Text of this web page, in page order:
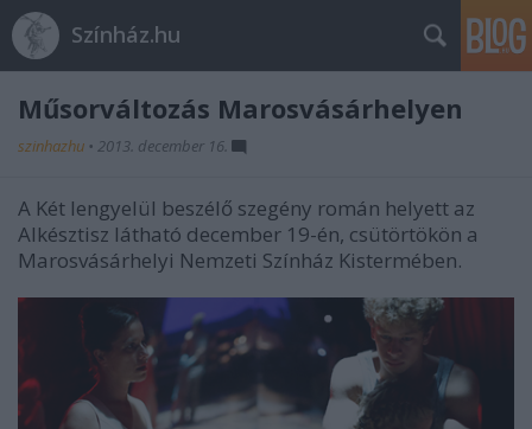
Színház.hu
Műsorváltozás Marosvásárhelyen
szinhazhu • 2013. december 16.
A Két lengyelül beszélő szegény román helyett az
Alkésztisz látható december 19-én, csütörtökön a
Marosvásárhelyi Nemzeti Színház Kistermében.